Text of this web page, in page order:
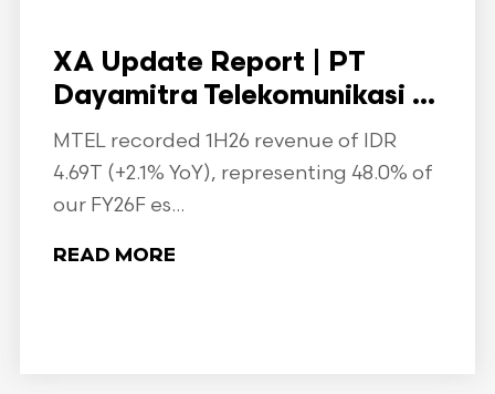
XA Update Report | PT
Dayamitra Telekomunikasi ...
MTEL recorded 1H26 revenue of IDR
4.69T (+2.1% YoY), representing 48.0% of
our FY26F es...
READ MORE